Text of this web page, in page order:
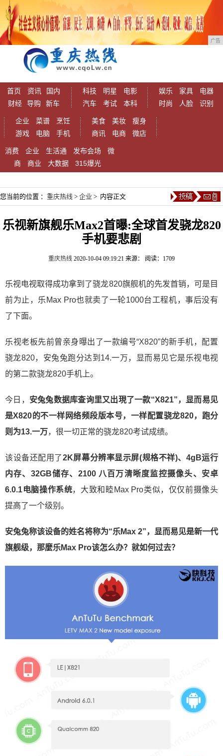
广告
首页 资讯
国内
财经
导购 新车
科技 明星
电影
汽车
考试 本科
娱乐 家具
电器
时尚
人脸 识别
企业 菜谱
烹饪
游戏
电脑 手机
美食 美妆
瘦身
商讯
电商 微店
消费 企业 生活通 发布会场
微
商
商业 大数据 315爆光
您当前的位置 ： 重庆热线 > 企业 > 内容正文
乐视新旗舰乐Max2首曝:全球首发骁龙820
手机要悲剧
重庆热线 2020-10-04 09:19:21 来源： 阅读：1709
乐视电视取得成功拿到了骁龙820旗舰机的先发首销，可是目
前为止，乐Max Pro也就卖了一轮1000台工程机，事后没有
了下面。
乐视老板先前曾亲身曝出了一款编号“X820”的新手机，配置
骁龙820，安兔兔跑分达到14.一万，显而易见它是乐视电视
的第二款骁龙820手机上。
今日， 安兔兔数据库查询里又出現了一款“X821”，显而易见
是X820的不一样网络频段版本号，一样配置骁龙820，跑分
则为13.一万，很一切正常的骁龙820考试成绩。
该设备还配用了2K屏幕分辨率显示屏(规格不祥)、4gB运行
内存、32GB储存、2100 八百万清晰度监控摄像头、安卓
6.0.1电脑操作系统，大致和睦Max Pro类似，仅仅前摄像头
提高了一个级别。
安兔兔称该设备的姓名将称为“乐Max 2”，显而易见是新一代
旗舰级，那麼乐Max Pro该怎么办？就如何过去？